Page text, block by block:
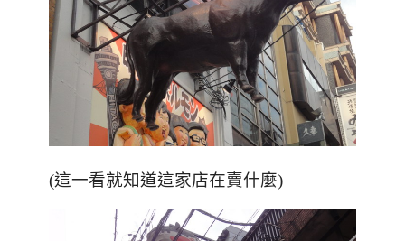
(這一看就知道這家店在賣什麼)